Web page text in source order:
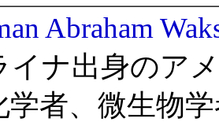
Abraham
イナ出身のア
学者、微生物